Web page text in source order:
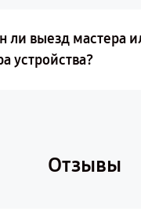
ли выезд мастера
устройства?
Отзывы